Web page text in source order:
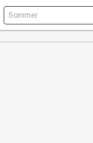
Sommer